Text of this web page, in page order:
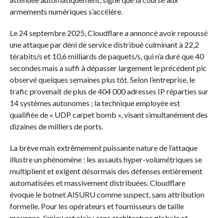
armements numériques s’accélère.
Le 24 septembre 2025, Cloudflare a annoncé avoir repoussé
une attaque par déni de service distribué culminant à 22,2
térabits/s et 10,6 milliards de paquets/s, qui n’a duré que 40
secondes mais a suffi à dépasser largement le précédent pic
observé quelques semaines plus tôt. Selon l’entreprise, le
trafic provenait de plus de 404 000 adresses IP réparties sur
14 systèmes autonomes ; la technique employée est
qualifiée de « UDP carpet bomb », visant simultanément des
dizaines de milliers de ports.
La brève mais extrêmement puissante nature de l’attaque
illustre un phénomène : les assauts hyper-volumétriques se
multiplient et exigent désormais des défenses entièrement
automatisées et massivement distribuées. Cloudflare
évoque le botnet AISURU comme suspect, sans attribution
formelle. Pour les opérateurs et fournisseurs de taille